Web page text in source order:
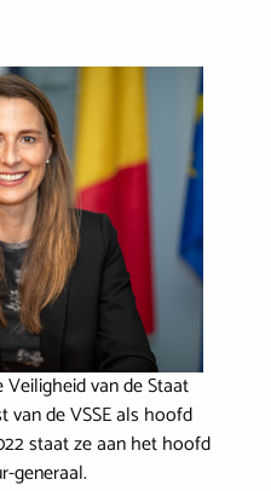
van de Staat
van de VSSE als hoofd
staat ze aan het hoofd
generaal.